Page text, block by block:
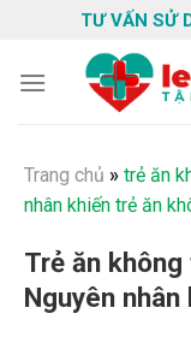
content
TƯ VẤN SỬ
Trang chủ » trẻ ăn
nhân khiến trẻ ăn
Trẻ ăn
Nguyên